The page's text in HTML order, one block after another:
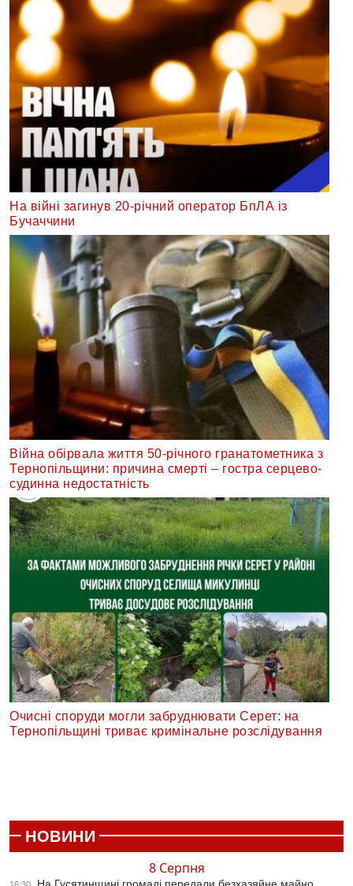
На війні загинув 20-річний оператор БпЛА із
Бучаччини
Війна обірвала життя 50-річного гранатометника з
Тернопільщини: причина смерті – гостра серцево-
судинна недостатність
Очисні споруди могли забруднювати Серет: на
Тернопільщині триває кримінальне розслідування
НОВИНИ
8 Серпня